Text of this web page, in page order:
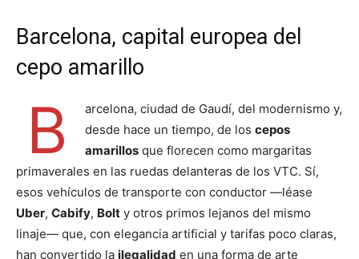
Barcelona, capital europea del
cepo amarillo
B
arcelona, ciudad de Gaudí, del modernismo y,
desde hace un tiempo, de los cepos
amarillos que florecen como margaritas
primaverales en las ruedas delanteras de los VTC. Sí,
esos vehículos de transporte con conductor —léase
Uber, Cabify, Bolt y otros primos lejanos del mismo
linaje— que, con elegancia artificial y tarifas poco claras,
han convertido la ilegalidad en una forma de arte